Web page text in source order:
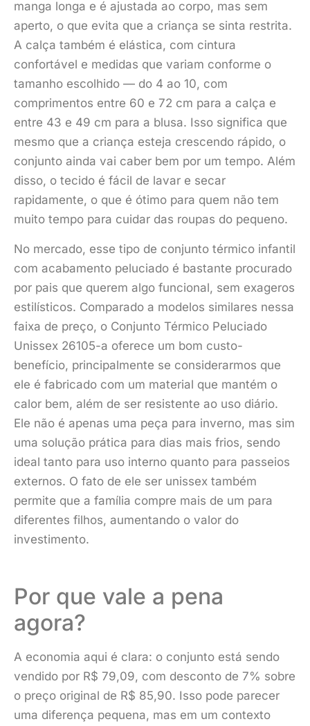
manga longa e é ajustada ao corpo, mas sem
aperto, o que evita que a criança se sinta restrita.
A calça também é elástica, com cintura
confortável e medidas que variam conforme o
tamanho escolhido — do 4 ao 10, com
comprimentos entre 60 e 72 cm para a calça e
entre 43 e 49 cm para a blusa. Isso significa que
mesmo que a criança esteja crescendo rápido, o
conjunto ainda vai caber bem por um tempo. Além
disso, o tecido é fácil de lavar e secar
rapidamente, o que é ótimo para quem não tem
muito tempo para cuidar das roupas do pequeno.
No mercado, esse tipo de conjunto térmico infantil
com acabamento peluciado é bastante procurado
por pais que querem algo funcional, sem exageros
estilísticos. Comparado a modelos similares nessa
faixa de preço, o Conjunto Térmico Peluciado
Unissex 26105-a oferece um bom custo-
benefício, principalmente se considerarmos que
ele é fabricado com um material que mantém o
calor bem, além de ser resistente ao uso diário.
Ele não é apenas uma peça para inverno, mas sim
uma solução prática para dias mais frios, sendo
ideal tanto para uso interno quanto para passeios
externos. O fato de ele ser unissex também
permite que a família compre mais de um para
diferentes filhos, aumentando o valor do
investimento.
Por que vale a pena
agora?
A economia aqui é clara: o conjunto está sendo
vendido por R$ 79,09, com desconto de 7% sobre
o preço original de R$ 85,90. Isso pode parecer
uma diferença pequena, mas em um contexto